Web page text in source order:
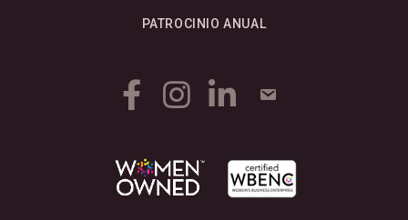
PATROCINIO ANUAL